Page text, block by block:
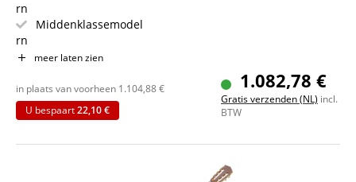
rn
Middenklassemodel
rn
Zacht klankbeeld, past uitstekend bij boventoonrijke
rn
Top: massief sparrenhout
rn
Hals: cedro, met ebbenhout afgewerkt
meer laten zien
1.082,78 €
Gratis verzenden (NL) incl.
BTW
in plaats van voorheen 1.104,88€
U bespaart22,10 €